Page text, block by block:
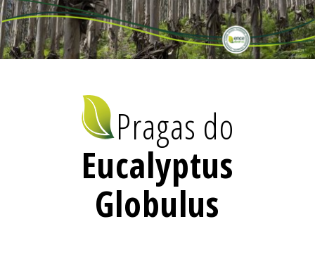
Pragas do
Eucalyptus
Globulus